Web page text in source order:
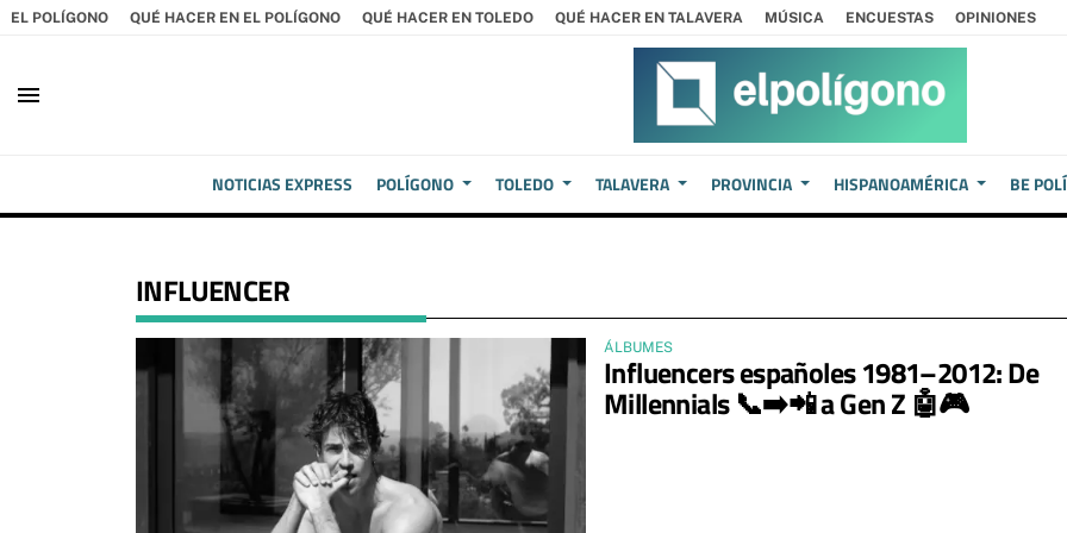
EL POLÍGONO QUÉ HACER EN EL POLÍGONO QUÉ HACER EN TOLEDO QUÉ HACER EN TALAVERA MÚSICA ENCUESTAS OPINIONES
menu
NOTICIAS EXPRESS POLÍGONO TOLEDO TALAVERA PROVINCIA HISPANOAMÉRICA BE
INFLUENCER
ÁLBUMES
Influencers españoles 1981–2012: De
Millennials 📞➡️📲 a Gen Z 🤖🎮